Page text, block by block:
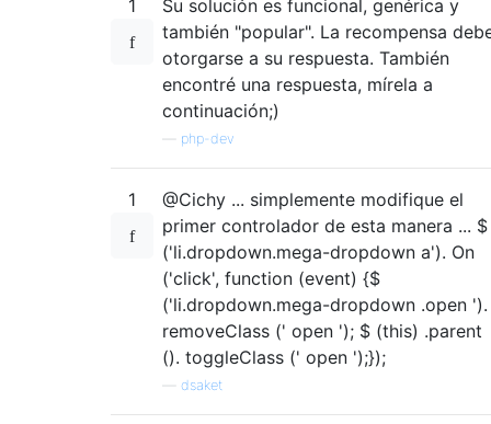
1
Su solución es funcional, genérica y
también "popular". La recompensa
otorgarse a su respuesta. También
encontré una respuesta, mírela a
continuación;)
php-dev
1
@Cichy ... simplemente modifique el
primer controlador de esta manera ... $
('li.dropdown.mega-dropdown a'). On
('click', function (event) {$
('li.dropdown.mega-dropdown .open ').
removeClass (' open '); $ (this) .parent
(). toggleClass (' open ');});
dsaket